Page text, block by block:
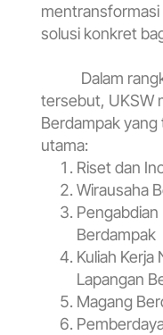
solusi konkret
Dalam
tersebut, UKSW
Berdampak
utama:
Riset dan
Wirausaha
Berdampak
Kuliah Kerja
Lapangan
Magang